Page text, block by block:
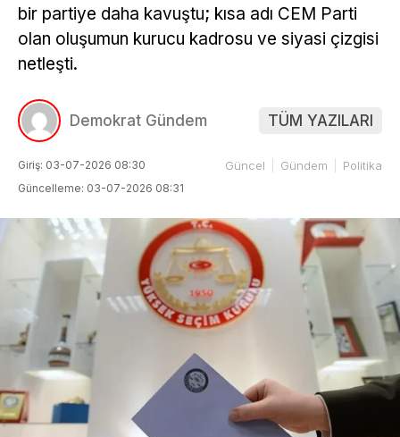
bir partiye daha kavuştu; kısa adı CEM Parti
olan oluşumun kurucu kadrosu ve siyasi çizgisi
netleşti.
Demokrat Gündem TÜM YAZILARI
Giriş: 03-07-2026 08:30
Güncelleme: 03-07-2026 08:31
Güncel Gündem Politika